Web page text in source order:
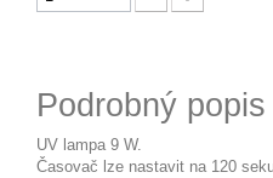
Podrobný popis
UV lampa 9 W.
Časovač lze nastavit na 120